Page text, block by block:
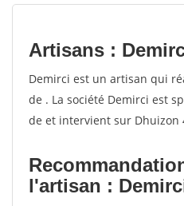
Artisans :
Demirci est un artisan qui
de . La société Demirci est
de et intervient sur Dhuizon
l'artisan :